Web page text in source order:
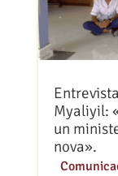
Myaliyil:
un
nova».